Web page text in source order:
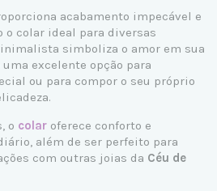
acabamento impecável e
o colar ideal para diversas
simboliza o amor em sua
excelente opção para
ou para compor o seu próprio
o colar oferece conforto e
além de ser perfeito para
com outras joias da Céu de